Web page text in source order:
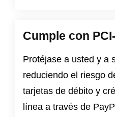
Cumple con
Protéjase a usted y a
reduciendo el riesgo
tarjetas de débito y
línea a través de